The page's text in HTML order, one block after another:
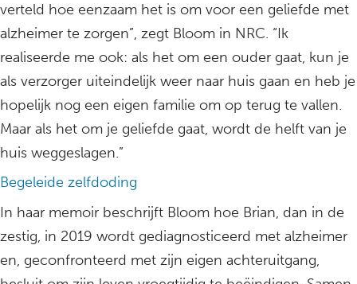
verteld hoe eenzaam het is om voor een geliefde met
alzheimer te zorgen”, zegt Bloom in NRC. “Ik
realiseerde me ook: als het om een ouder gaat, kun je
als verzorger uiteindelijk weer naar huis gaan en heb je
hopelijk nog een eigen familie om op terug te vallen.
Maar als het om je geliefde gaat, wordt de helft van je
huis weggeslagen.”
Begeleide zelfdoding
In haar memoir beschrijft Bloom hoe Brian, dan in de
zestig, in 2019 wordt gediagnosticeerd met alzheimer
en, geconfronteerd met zijn eigen achteruitgang,